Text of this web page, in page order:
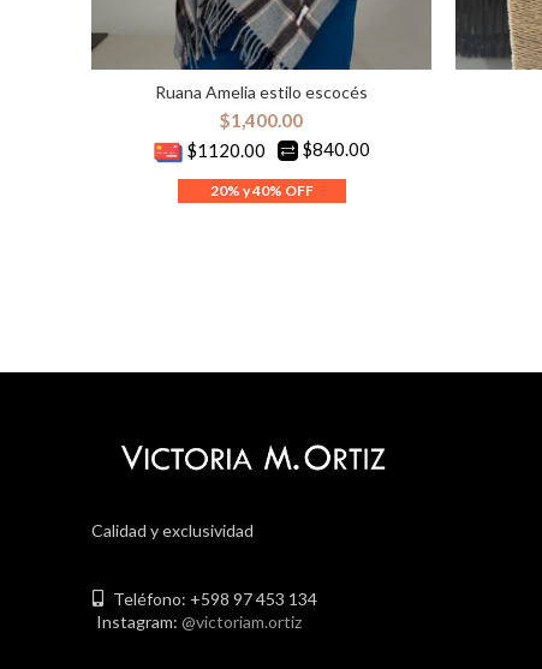
AÑADIR AL CARRITO
Ruana Amelia estilo escocés
$1,400.00
$1120.00
$840.00
Calidad y exclusividad
Teléfono: +598 97 453 134
Instagram: @victoriam.ortiz